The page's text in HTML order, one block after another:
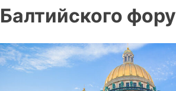
Балтийского